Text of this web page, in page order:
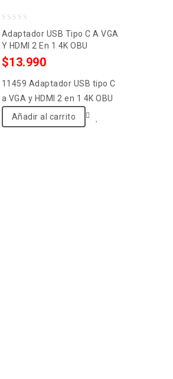
out
of
Adaptador USB Tipo C A VGA
Y HDMI 2 En 1 4K OBU
$13.990
11459 Adaptador USB tipo C
a VGA y HDMI 2 en 1 4K OBU
Añadir al carrito